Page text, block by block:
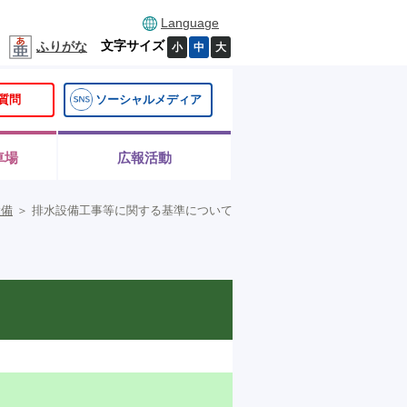
Language
ふりがな
文字サイズ 小 中 大
問 ソーシャルメディア
場 広報活動
＞ 排水設備工事等に関する基準について